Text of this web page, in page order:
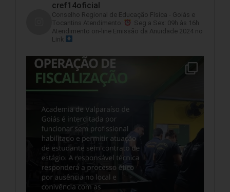
cref14oficial
Conselho Regional de Educação Física - Goiás e
Tocantins Atendimento:
Seg a Sex: 09h às 16h
Atendimento on-line Emissão da Anuidade 2024 no
Link